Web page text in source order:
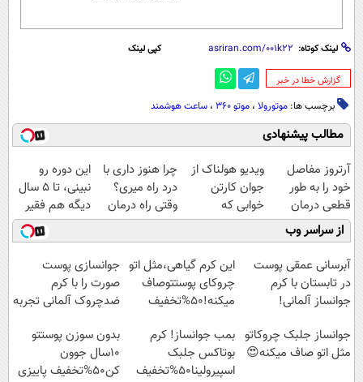
لینک کوتاه: کپی لینک
‌گزارش خطا در خبر
برچسب ها: موتورولا ، موتو 360 ، ساعت هوشمند
مطالب پیشنهادی
آرتروز مفاصل
خود را به طور
قطعی درمان
کنید!
◗پرسش‌نامه◖
ویدیو هولناک از
جوان کارتن
خوابی که
میلیاردر شد.
آموزش رایگان
چرا هنوز داری با
درد راه میری؟
وقتی راه درمان
جلو پاته!
این دوره رو
نبینی، تا 5 سال
دیگه هم فقیر
می‌مونی! همین
الان ثبت نام کن
از سراسر وب
آبرسانی عمقی پوست
در تابستان با کرم
جوانساز آلمانی!
این کرم گیاهی،مثل اتو
چروکای پوستتوصاف
میکنه!50%تخفیف
جوانسازی پوست
صورت را با کرم
ضدچروک آلمانی تجربه
جوانساز جلبک چروکاتو
مثل اتو صاف میکنه😍
بمب جوانساز! کرم
بوتاکس جلبک
اسپیرولینا50%تخفیف
بدون سوزن پوستتو
10سال جوون
کن50%تخفیف پاییزی